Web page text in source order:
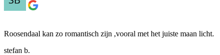
Roosendaal kan zo romantisch zijn ,vooral met het juiste maan licht.
stefan b.